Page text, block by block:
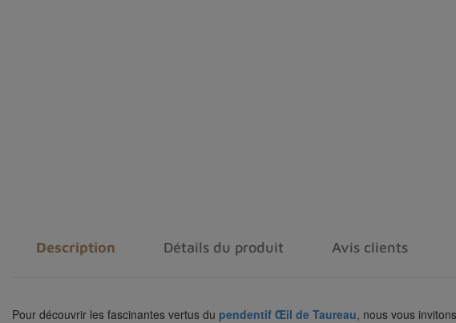
Description
Pour découvrir les fascinantes vertus du pendentif Œil de Taureau, nous vous
Détails du produit Avis clients